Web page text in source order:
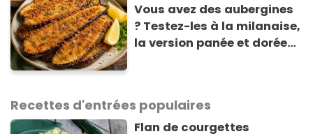
Vous avez des aubergines
? Testez-les à la milanaise,
la version panée et dorée
Recettes d'entrées populaires
Flan de courgettes